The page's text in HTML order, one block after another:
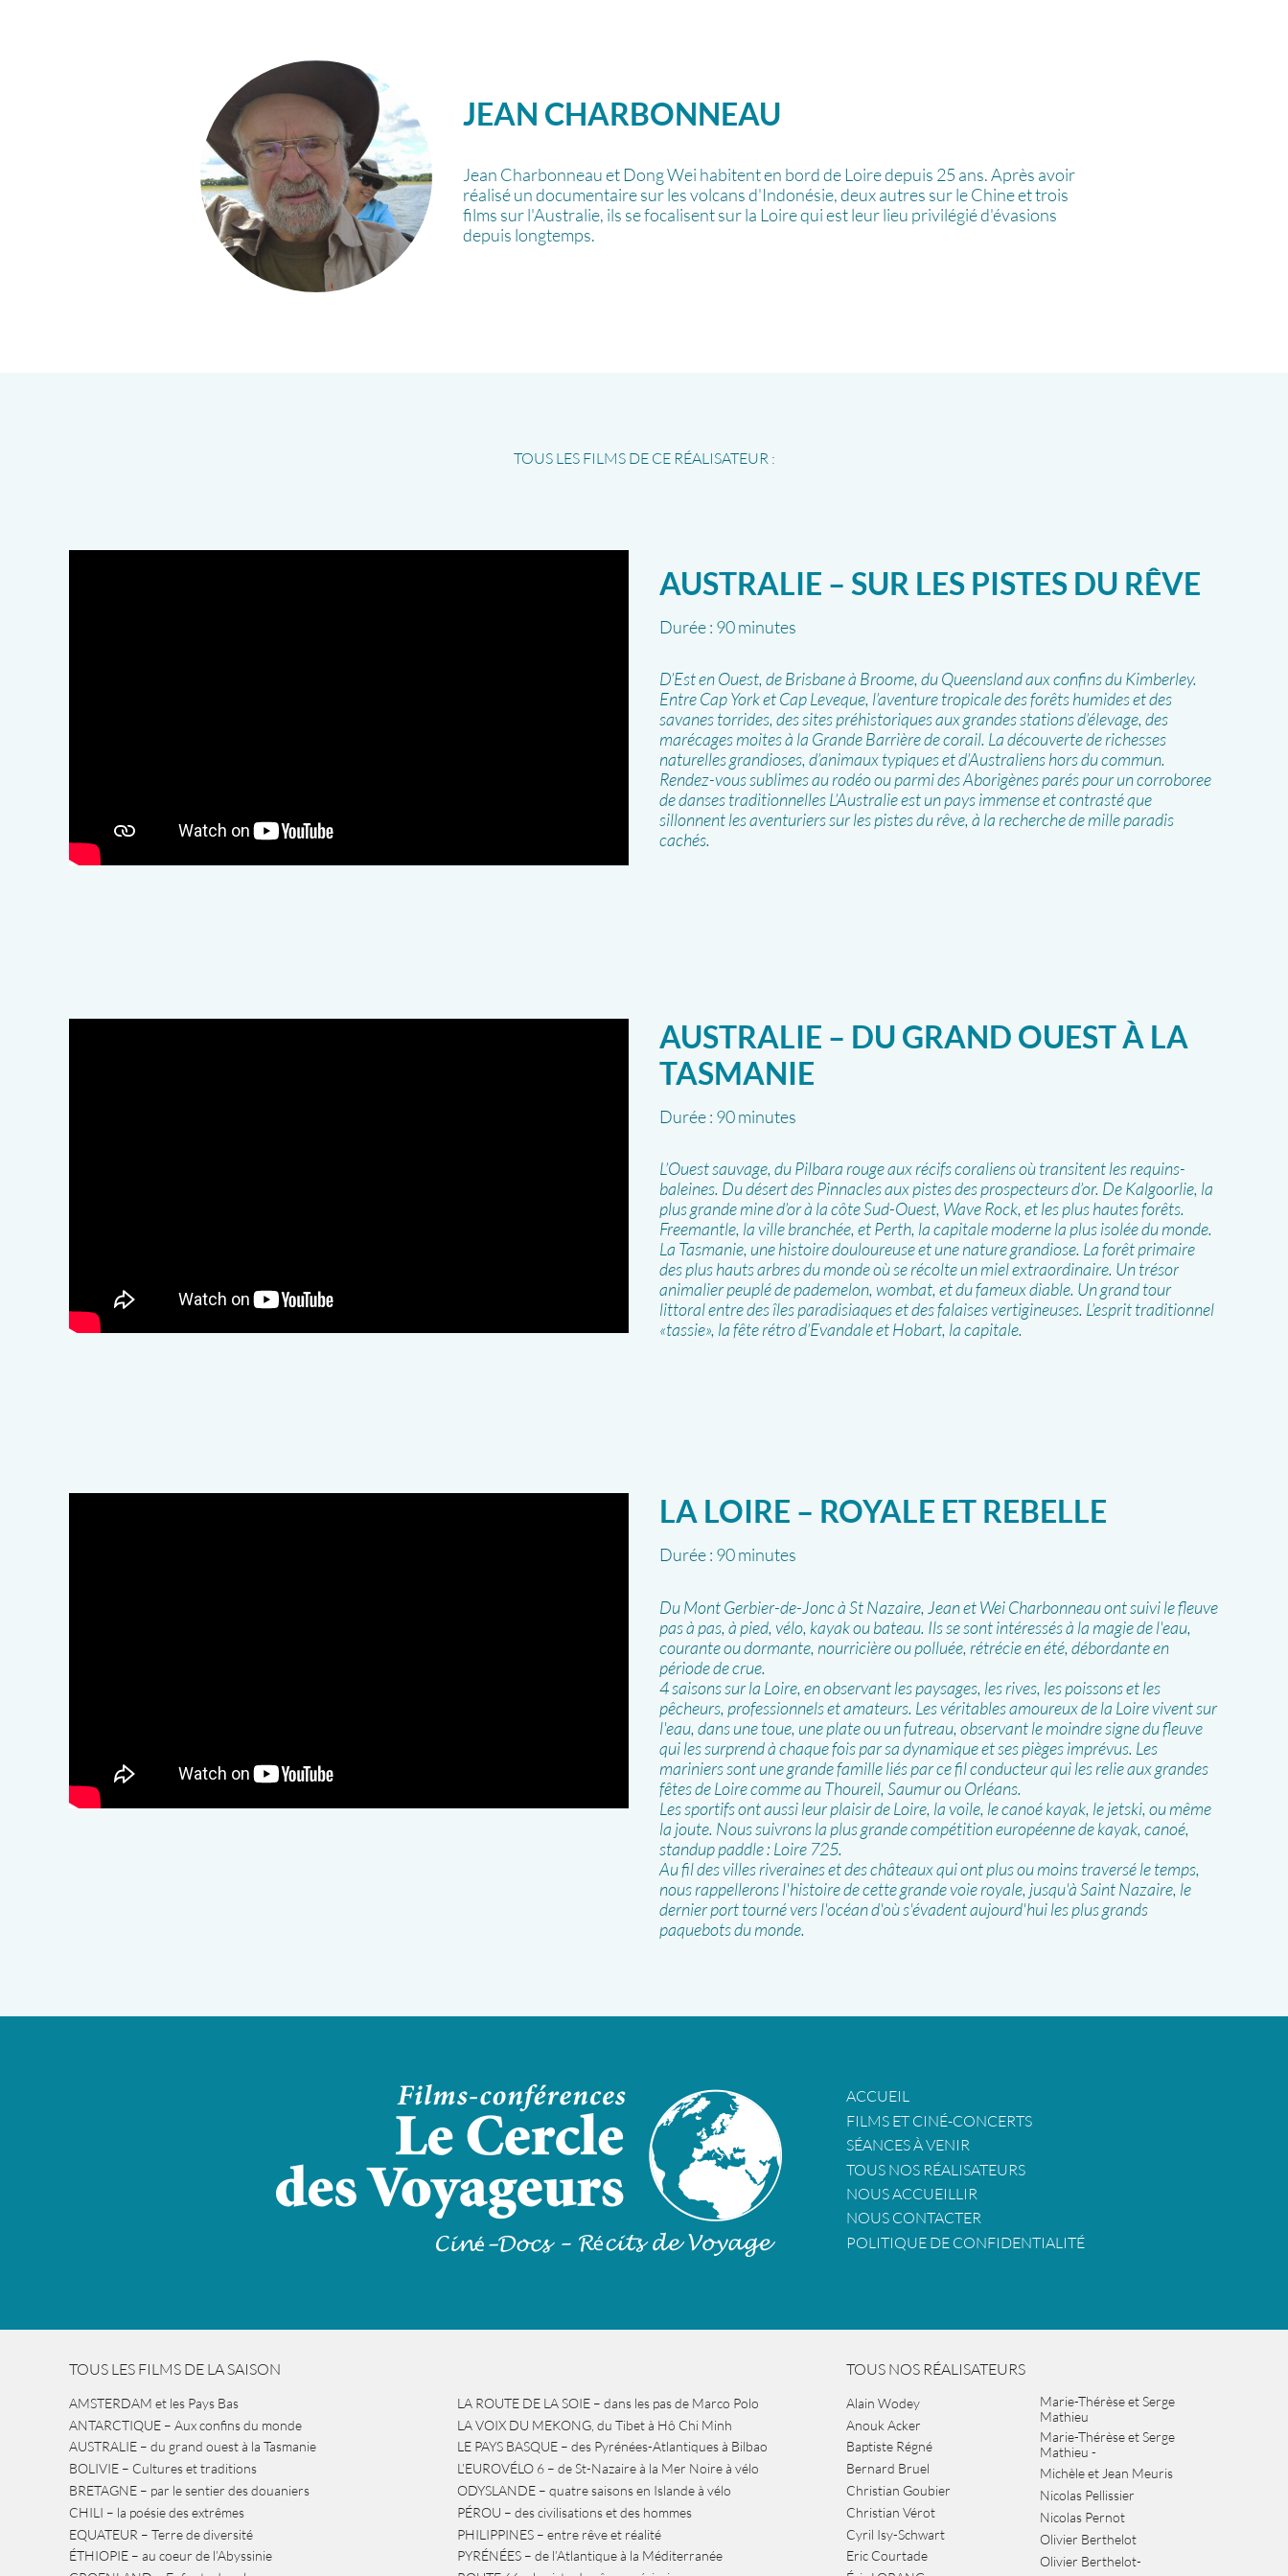
JEAN CHARBONNEAU
Jean Charbonneau et Dong Wei habitent en bord de Loire depuis 25 ans. Après avoir
réalisé un documentaire sur les volcans d'Indonésie, deux autres sur le Chine et trois
films sur l'Australie, ils se focalisent sur la Loire qui est leur lieu privilégié d'évasions
depuis longtemps.
TOUS LES FILMS DE CE RÉALISATEUR :
AUSTRALIE – SUR LES PISTES DU RÊVE
Durée : 90 minutes
D’Est en Ouest, de Brisbane à Broome, du Queensland aux confins du Kimberley.
Entre Cap York et Cap Leveque, l’aventure tropicale des forêts humides et des
savanes torrides, des sites préhistoriques aux grandes stations d’élevage, des
marécages moites à la Grande Barrière de corail. La découverte de richesses
naturelles grandioses, d’animaux typiques et d’Australiens hors du commun.
Rendez-vous sublimes au rodéo ou parmi des Aborigènes parés pour un corroboree
de danses traditionnelles L’Australie est un pays immense et contrasté que
sillonnent les aventuriers sur les pistes du rêve, à la recherche de mille paradis
cachés.
AUSTRALIE – DU GRAND OUEST À LA
TASMANIE
Durée : 90 minutes
L’Ouest sauvage, du Pilbara rouge aux récifs coraliens où transitent les requins-
baleines. Du désert des Pinnacles aux pistes des prospecteurs d’or. De Kalgoorlie, la
plus grande mine d’or à la côte Sud-Ouest, Wave Rock, et les plus hautes forêts.
Freemantle, la ville branchée, et Perth, la capitale moderne la plus isolée du monde.
La Tasmanie, une histoire douloureuse et une nature grandiose. La forêt primaire
des plus hauts arbres du monde où se récolte un miel extraordinaire. Un trésor
animalier peuplé de pademelon, wombat, et du fameux diable. Un grand tour
littoral entre des îles paradisiaques et des falaises vertigineuses. L’esprit traditionnel
«tassie», la fête rétro d’Evandale et Hobart, la capitale.
LA LOIRE – ROYALE ET REBELLE
Durée : 90 minutes
Du Mont Gerbier-de-Jonc à St Nazaire, Jean et Wei Charbonneau ont suivi le fleuve
pas à pas, à pied, vélo, kayak ou bateau. Ils se sont intéressés à la magie de l'eau,
courante ou dormante, nourricière ou polluée, rétrécie en été, débordante en
période de crue.
4 saisons sur la Loire, en observant les paysages, les rives, les poissons et les
pêcheurs, professionnels et amateurs. Les véritables amoureux de la Loire vivent sur
l'eau, dans une toue, une plate ou un futreau, observant le moindre signe du fleuve
qui les surprend à chaque fois par sa dynamique et ses pièges imprévus. Les
mariniers sont une grande famille liés par ce fil conducteur qui les relie aux grandes
fêtes de Loire comme au Thoureil, Saumur ou Orléans.
Les sportifs ont aussi leur plaisir de Loire, la voile, le canoé kayak, le jetski, ou même
la joute. Nous suivrons la plus grande compétition européenne de kayak, canoé,
standup paddle : Loire 725.
Au fil des villes riveraines et des châteaux qui ont plus ou moins traversé le temps,
nous rappellerons l'histoire de cette grande voie royale, jusqu'à Saint Nazaire, le
dernier port tourné vers l'océan d'où s'évadent aujourd'hui les plus grands
paquebots du monde.
ACCUEIL
FILMS ET CINÉ-CONCERTS
SÉANCES À VENIR
TOUS NOS RÉALISATEURS
NOUS ACCUEILLIR
NOUS CONTACTER
POLITIQUE DE CONFIDENTIALITÉ
TOUS LES FILMS DE LA SAISON
AMSTERDAM et les Pays Bas
ANTARCTIQUE – Aux confins du monde
AUSTRALIE – du grand ouest à la Tasmanie
BOLIVIE – Cultures et traditions
BRETAGNE – par le sentier des douaniers
CHILI – la poésie des extrêmes
EQUATEUR – Terre de diversité
ÉTHIOPIE – au coeur de l’Abyssinie
LA ROUTE DE LA SOIE – dans les pas de Marco Polo
LA VOIX DU MEKONG, du Tibet à Hô Chi Minh
LE PAYS BASQUE – des Pyrénées-Atlantiques à Bilbao
L’EUROVÉLO 6 – de St-Nazaire à la Mer Noire à vélo
ODYSLANDE – quatre saisons en Islande à vélo
PÉROU – des civilisations et des hommes
PHILIPPINES – entre rêve et réalité
PYRÉNÉES – de l’Atlantique à la Méditerranée
TOUS NOS RÉALISATEURS
Alain Wodey
Anouk Acker
Baptiste Régné
Bernard Bruel
Christian Goubier
Christian Vérot
Cyril Isy-Schwart
Eric Courtade
Marie-Thérèse et Serge
Mathieu
Marie-Thérèse et Serge
Mathieu -
Michèle et Jean Meuris
Nicolas Pellissier
Nicolas Pernot
Olivier Berthelot
Olivier Berthelot-